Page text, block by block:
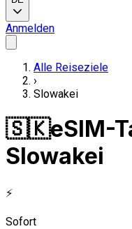
Anmelden
Alle Reiseziele
›
Slowakei
🇸🇰eSIM-
Slowakei
⚡
Sofort